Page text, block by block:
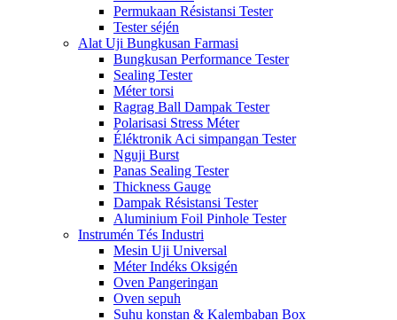
Permukaan Résistansi Tester
Tester séjén
Alat Uji Bungkusan Farmasi
Bungkusan Performance Tester
Sealing Tester
Méter torsi
Ragrag Ball Dampak Tester
Polarisasi Stress Méter
Éléktronik Aci simpangan Tester
Nguji Burst
Panas Sealing Tester
Thickness Gauge
Dampak Résistansi Tester
Aluminium Foil Pinhole Tester
Instrumén Tés Industri
Mesin Uji Universal
Méter Indéks Oksigén
Oven Pangeringan
Oven sepuh
Suhu konstan & Kalembaban Box